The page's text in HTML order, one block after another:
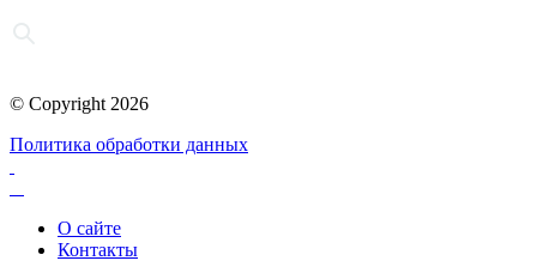
© Copyright 2026
Политика обработки данных
О сайте
Контакты